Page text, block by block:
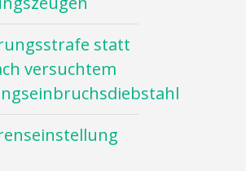
statt
versuchtem